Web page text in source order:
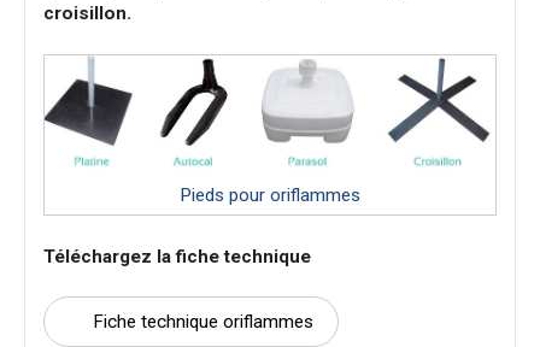
croisillon.
Pieds pour oriflammes
Téléchargez la fiche technique
Fiche technique oriflammes